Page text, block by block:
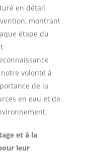
en détail
montrant
étape du
volonté à
de la
en eau et de
et à la
leur